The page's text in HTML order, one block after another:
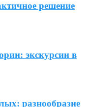
решение
экскурсии в
разнообразие